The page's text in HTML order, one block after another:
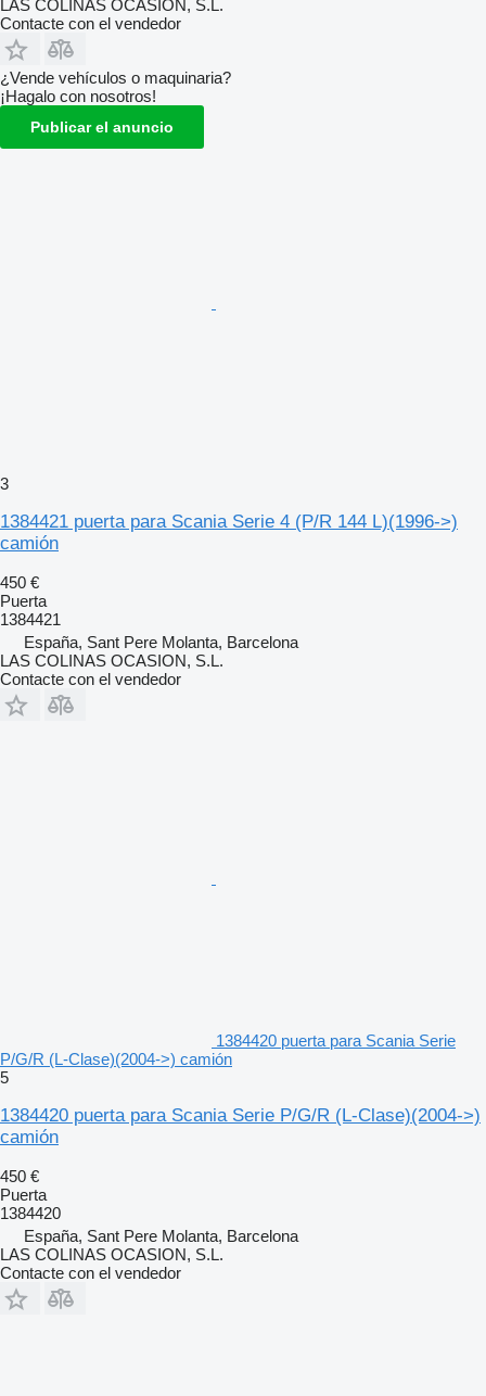
LAS COLINAS OCASION, S.L.
Contacte con el vendedor
¿Vende vehículos o maquinaria?
¡Hagalo con nosotros!
Publicar el anuncio
3
1384421 puerta para Scania Serie 4 (P/R 144 L)(1996->)
camión
450 €
Puerta
1384421
España, Sant Pere Molanta, Barcelona
LAS COLINAS OCASION, S.L.
Contacte con el vendedor
1384420 puerta para Scania Serie
P/G/R (L-Clase)(2004->) camión
5
1384420 puerta para Scania Serie P/G/R (L-Clase)(2004->)
camión
450 €
Puerta
1384420
España, Sant Pere Molanta, Barcelona
LAS COLINAS OCASION, S.L.
Contacte con el vendedor